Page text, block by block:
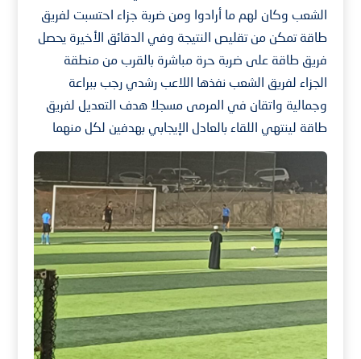
الشعب وكان لهم ما أرادوا ومن ضربة جزاء احتسبت لفريق
طاقة تمكن من تقليص النتيجة وفي الدقائق الأخيرة يحصل
فريق طاقة على ضربة حرة مباشرة بالقرب من منطقة
الجزاء لفريق الشعب نفذها اللاعب رشدي رجب ببراعة
وجمالية واتقان في المرمى مسجلا هدف التعديل لفريق
طاقة لينتهي اللقاء بالعادل الإيجابي بهدفين لكل منهما